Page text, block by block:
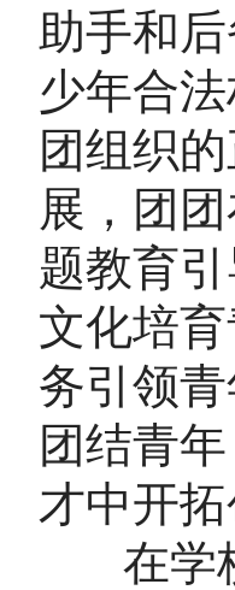
助手和
少年合
团组织
展，团
题教育
文化培
务引领
团结青
才中开
在学校